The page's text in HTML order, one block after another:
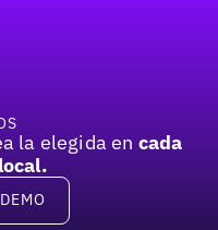
la elegida en cada